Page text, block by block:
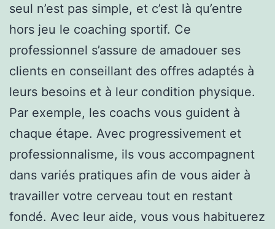
seul n’est pas simple, et c’est là qu’entre
hors jeu le coaching sportif. Ce
professionnel s’assure de amadouer ses
clients en conseillant des offres adaptés à
leurs besoins et à leur condition physique.
Par exemple, les coachs vous guident à
chaque étape. Avec progressivement et
professionnalisme, ils vous accompagnent
dans variés pratiques afin de vous aider à
travailler votre cerveau tout en restant
fondé. Avec leur aide, vous vous habituerez